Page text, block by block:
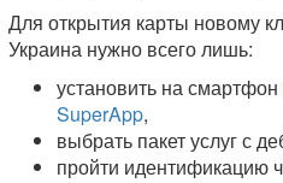
Для открытия карты новому
Украина нужно всего лишь:
установить на смартфон
SuperApp,
выбрать пакет услуг с
пройти идентификацию